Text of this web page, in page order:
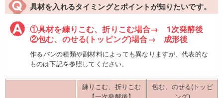
具材を入れるタイミングとポイントが知りたいです。
①具材を練りこむ、折りこむ場合→ 1次発酵後
②包む、のせる(トッピング)場合→ 成形後
作るパンの種類や副材料によっても異なりますが、代表的な
ものは下記を参照してください。
練りこむ、折りこむ
包む、のせる(トッピ